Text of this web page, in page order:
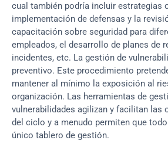
cual también podría incluir estrategias
implementación de defensas y la
capacitación sobre seguridad para
empleados, el desarrollo de planes de
incidentes, etc. La gestión de
preventivo. Este procedimiento
mantener al mínimo la exposición al
organización. Las herramientas de
vulnerabilidades agilizan y facilitan las
del ciclo y a menudo permiten que
único tablero de gestión.